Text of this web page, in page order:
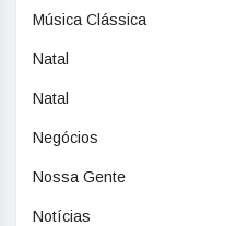
Música Clássica
Natal
Natal
Negócios
Nossa Gente
Notícias